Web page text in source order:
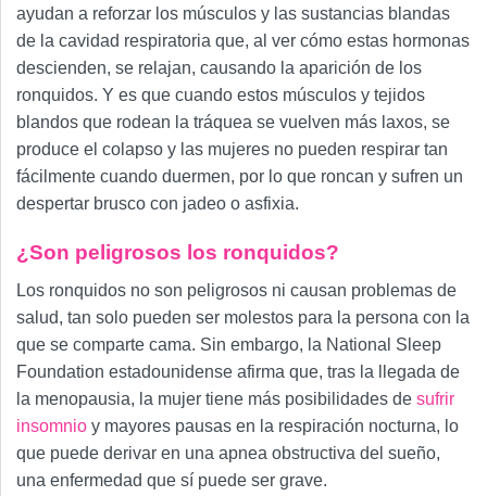
ayudan a reforzar los músculos y las sustancias blandas
de la cavidad respiratoria que, al ver cómo estas hormonas
descienden, se relajan, causando la aparición de los
ronquidos. Y es que cuando estos músculos y tejidos
blandos que rodean la tráquea se vuelven más laxos, se
produce el colapso y las mujeres no pueden respirar tan
fácilmente cuando duermen, por lo que roncan y sufren un
despertar brusco con jadeo o asfixia.
¿Son peligrosos los ronquidos?
Los ronquidos no son peligrosos ni causan problemas de
salud, tan solo pueden ser molestos para la persona con la
que se comparte cama. Sin embargo, la National Sleep
Foundation estadounidense afirma que, tras la llegada de
la menopausia, la mujer tiene más posibilidades de sufrir
insomnio y mayores pausas en la respiración nocturna, lo
que puede derivar en una apnea obstructiva del sueño,
una enfermedad que sí puede ser grave.